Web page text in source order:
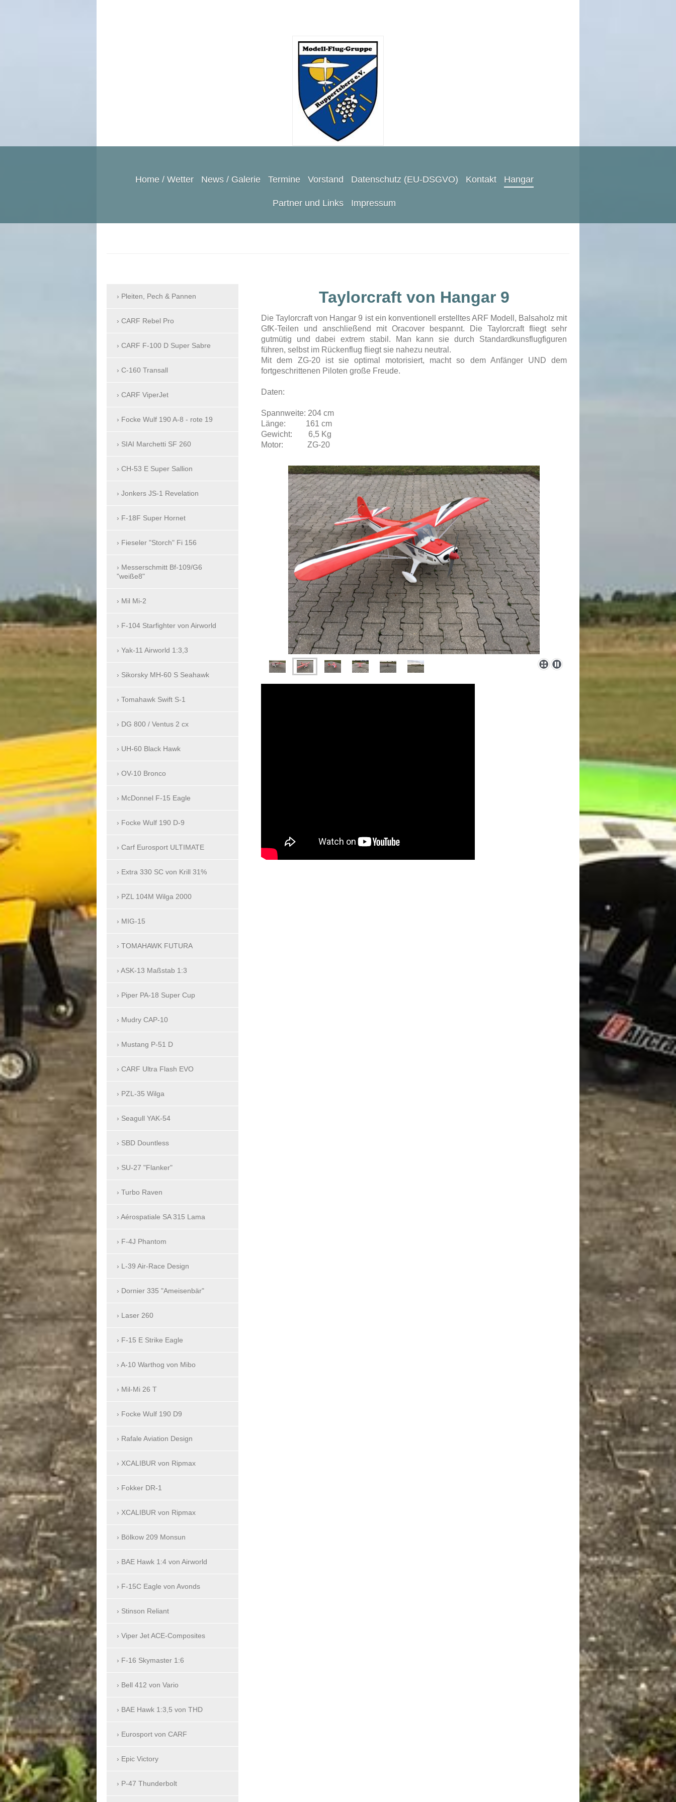
Home / Wetter News / Galerie Termine Vorstand Datenschutz (EU-DSGVO) Kontakt Hangar
Partner und Links Impressum
Taylorcraft von Hangar 9
Die Taylorcraft von Hangar 9 ist ein konventionell erstelltes ARF Modell, Balsaholz mit
GfK-Teilen und anschließend mit Oracover bespannt. Die Taylorcraft fliegt sehr
gutmütig und dabei extrem stabil. Man kann sie durch Standardkunsflugfiguren
führen, selbst im Rückenflug fliegt sie nahezu neutral.
Mit dem ZG-20 ist sie optimal motorisiert, macht so dem Anfänger UND dem
fortgeschrittenen Piloten große Freude.
Daten:
Spannweite: 204 cm
Länge: 161 cm
Gewicht: 6,5 Kg
Motor: ZG-20
Pleiten, Pech & Pannen
CARF Rebel Pro
CARF F-100 D Super Sabre
C-160 Transall
CARF ViperJet
Focke Wulf 190 A-8 - rote 19
SIAI Marchetti SF 260
CH-53 E Super Sallion
Jonkers JS-1 Revelation
F-18F Super Hornet
Fieseler "Storch" Fi 156
Messerschmitt Bf-109/G6
"weiße8"
Mil Mi-2
F-104 Starfighter von Airworld
Yak-11 Airworld 1:3,3
Sikorsky MH-60 S Seahawk
Tomahawk Swift S-1
DG 800 / Ventus 2 cx
UH-60 Black Hawk
OV-10 Bronco
McDonnel F-15 Eagle
Focke Wulf 190 D-9
Carf Eurosport ULTIMATE
Extra 330 SC von Krill 31%
PZL 104M Wilga 2000
MIG-15
TOMAHAWK FUTURA
ASK-13 Maßstab 1:3
Piper PA-18 Super Cup
Mudry CAP-10
Mustang P-51 D
CARF Ultra Flash EVO
PZL-35 Wilga
Seagull YAK-54
SBD Dountless
SU-27 "Flanker"
Turbo Raven
Aérospatiale SA 315 Lama
F-4J Phantom
L-39 Air-Race Design
Dornier 335 "Ameisenbär"
Laser 260
F-15 E Strike Eagle
A-10 Warthog von Mibo
Mil-Mi 26 T
Focke Wulf 190 D9
Rafale Aviation Design
XCALIBUR von Ripmax
Fokker DR-1
XCALIBUR von Ripmax
Bölkow 209 Monsun
BAE Hawk 1:4 von Airworld
F-15C Eagle von Avonds
Stinson Reliant
Viper Jet ACE-Composites
F-16 Skymaster 1:6
Bell 412 von Vario
BAE Hawk 1:3,5 von THD
Eurosport von CARF
Epic Victory
P-47 Thunderbolt